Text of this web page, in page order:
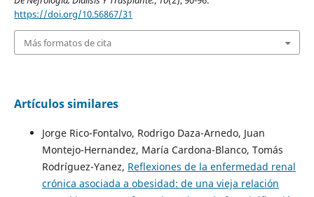
https://doi.org/10.56867/31
Más formatos de cita
Artículos similares
Jorge Rico-Fontalvo, Rodrigo Daza-Arnedo, Juan
Montejo-Hernandez, María Cardona-Blanco, Tomás
Rodríguez-Yanez, Reflexiones de la enfermedad renal
crónica asociada a obesidad: de una vieja relación